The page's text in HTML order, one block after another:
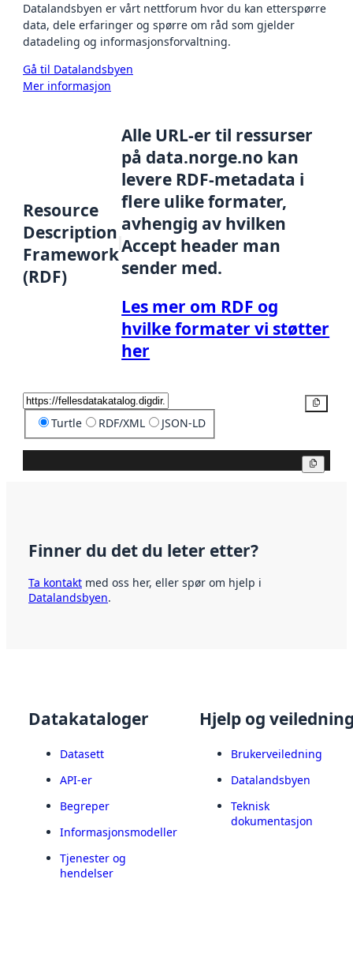
Datalandsbyen er vårt nettforum hvor du kan etterspørre
data, dele erfaringer og spørre om råd som gjelder
datadeling og informasjonsforvaltning.
Gå til Datalandsbyen
Mer informasjon
Resource
Description
Framework
(RDF)
Alle URL-er til ressurser
på data.norge.no kan
levere RDF-metadata i
flere ulike formater,
avhengig av hvilken
Accept header man
sender med.
Les mer om RDF og
hvilke formater vi støtter
her
Turtle RDF/XML JSON-LD
Finner du det du leter etter?
Ta kontakt med oss her, eller spør om hjelp i
Datalandsbyen.
Datakataloger
Datasett
API-er
Begreper
Informasjonsmodeller
Tjenester og
hendelser
Hjelp og
Brukerveiledning
Datalandsbyen
Teknisk
dokumentasjon